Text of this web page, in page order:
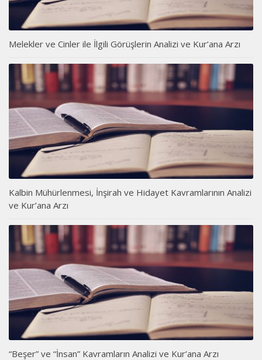
Melekler ve Cinler ile İlgili Görüşlerin Analizi ve Kur’ana Arzı
Kalbin Mühürlenmesi, İnşirah ve Hidayet Kavramlarının Analizi
ve Kur’ana Arzı
“Beşer” ve “İnsan” Kavramların Analizi ve Kur’ana Arzı